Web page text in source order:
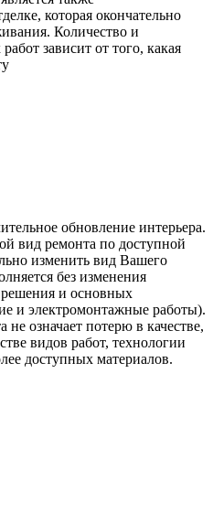
которая окончательно
Количество и
зависит от того, какая
обновление интерьера.
вид ремонта по доступной
изменить вид Вашего
без изменения
и основных
и электромонтажные работы).
означает потерю в качестве,
видов работ, технологии
доступных материалов.